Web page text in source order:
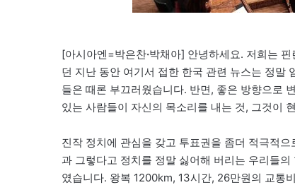
[아시아엔=박은찬·박채아] 안녕하세요. 저희는
던 지난 동안 여기서 접한 한국 관련 뉴스는 정말
들은 때론 부끄러웠습니다. 반면, 좋은 방향으로
있는 사람들이 자신의 목소리를 내는 것, 그것이
진작 정치에 관심을 갖고 투표권을 좀더 적극적
과 그렇다고 정치를 정말 싫어해 버리는 우리들
였습니다. 왕복 1200km, 13시간, 26만원의 교통